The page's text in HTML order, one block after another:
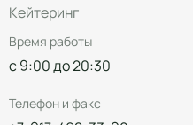
Кейтеринг
Время работы
с 9:00 до 20:30
Телефон и факс